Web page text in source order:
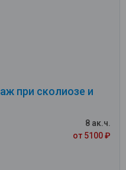
при сколиозе и
8 ак.ч.
от 5100 ₽